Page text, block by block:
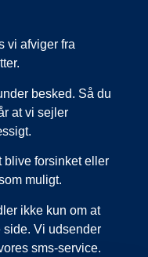
vi afviger fra
besked. Så du
at vi sejler
blive forsinket eller
muligt.
ikke kun om at
side. Vi udsender
sms-service.